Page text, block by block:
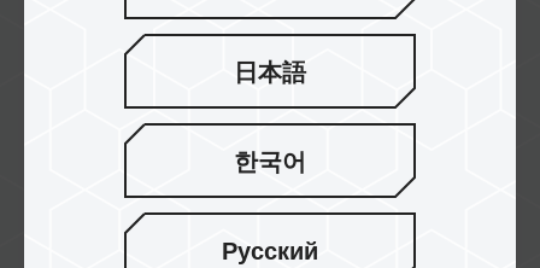
日本語
한국어
Русский